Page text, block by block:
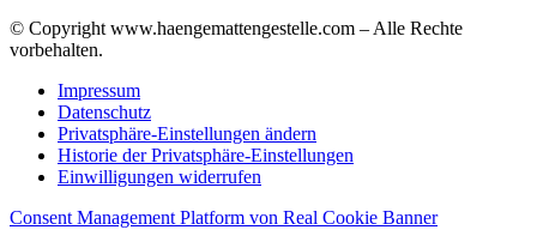
© Copyright www.haengemattengestelle.com – Alle Rechte
vorbehalten.
Impressum
Datenschutz
Privatsphäre-Einstellungen ändern
Historie der Privatsphäre-Einstellungen
Einwilligungen widerrufen
Consent Management Platform von Real Cookie Banner